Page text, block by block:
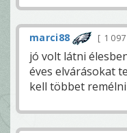
marci88 1 097
jó volt látni
éves elvárásokat
kell többet